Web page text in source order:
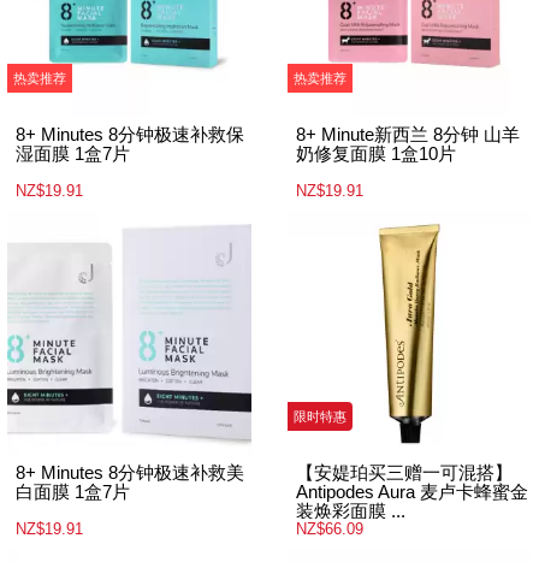
热卖推荐
8+ Minutes 8分钟极速补救保
湿面膜 1盒7片
NZ$19.91
热卖推荐
8+ Minute新西兰 8分钟 山羊
奶修复面膜 1盒10片
NZ$19.91
8+ Minutes 8分钟极速补救美
白面膜 1盒7片
NZ$19.91
限时特惠
【安媞珀买三赠一可混搭】
Antipodes Aura 麦卢卡蜂蜜金
装焕彩面膜 ...
NZ$66.09